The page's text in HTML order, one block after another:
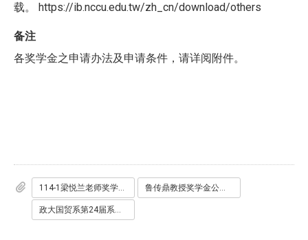
载。 https://ib.nccu.edu.tw/zh_cn/download/others
备注
各奖学金之申请办法及申请条件，请详阅附件。
114-1梁悦兰老师奖学金公告.docx 鲁传鼎教授奖学金公告.docx
政大国贸系第24届系友助学金申请办法__3_.doc